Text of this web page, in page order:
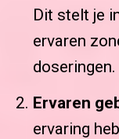
Dit stelt je
ervaren
doseringen.
Ervaren
ervaring